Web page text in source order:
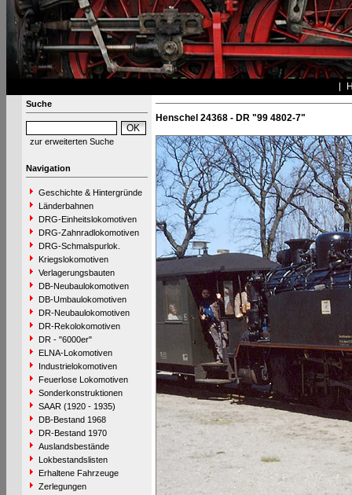
Suche
zur erweiterten Suche
Navigation
Geschichte & Hintergründe
Länderbahnen
DRG-Einheitslokomotiven
DRG-Zahnradlokomotiven
DRG-Schmalspurlok.
Kriegslokomotiven
Verlagerungsbauten
DB-Neubaulokomotiven
DB-Umbaulokomotiven
DR-Neubaulokomotiven
DR-Rekolokomotiven
DR - "6000er"
ELNA-Lokomotiven
Industrielokomotiven
Feuerlose Lokomotiven
Sonderkonstruktionen
SAAR (1920 - 1935)
DB-Bestand 1968
DR-Bestand 1970
Auslandsbestände
Lokbestandslisten
Erhaltene Fahrzeuge
Zerlegungen
Henschel 24368 - DR "99 4802-7"